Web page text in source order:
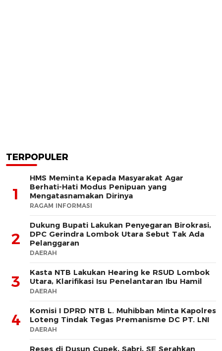
TERPOPULER
1
HMS Meminta Kepada Masyarakat Agar
Berhati-Hati Modus Penipuan yang
Mengatasnamakan Dirinya
RAGAM INFORMASI
2
Dukung Bupati Lakukan Penyegaran Birokrasi,
DPC Gerindra Lombok Utara Sebut Tak Ada
Pelanggaran
DAERAH
3
Kasta NTB Lakukan Hearing ke RSUD Lombok
Utara, Klarifikasi Isu Penelantaran Ibu Hamil
DAERAH
4
Komisi I DPRD NTB L. Muhibban Minta Kapolres
Loteng Tindak Tegas Premanisme DC PT. LNI
DAERAH
Reses di Dusun Cupek, Sabri, SE Serahkan